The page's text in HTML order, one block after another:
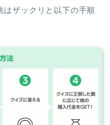
はザックリと以下の手順